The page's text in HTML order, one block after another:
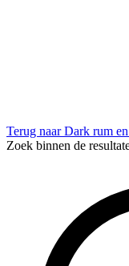
Terug naar Dark rum
Zoek binnen de